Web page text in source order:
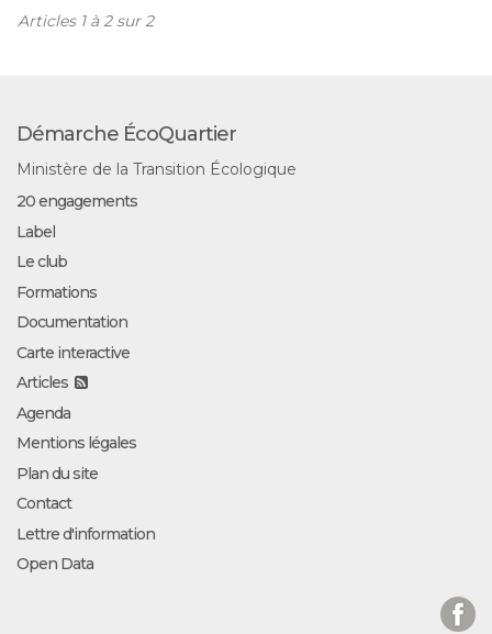
Articles 1 à 2 sur 2
Démarche ÉcoQuartier
Ministère de la Transition Écologique
20 engagements
Label
Le club
Formations
Documentation
Carte interactive
Articles
Agenda
Mentions légales
Plan du site
Contact
Lettre d'information
Open Data
Facebook